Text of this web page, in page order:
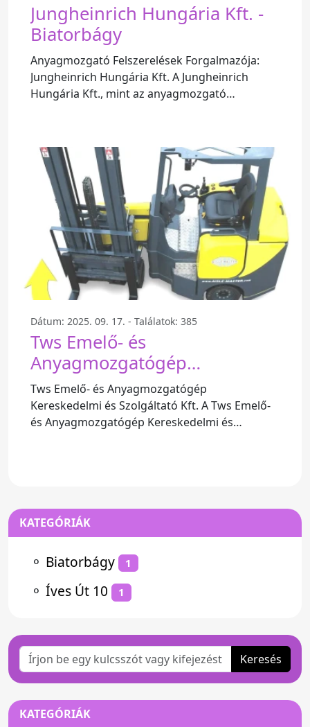
Jungheinrich Hungária Kft. -
Biatorbágy
Anyagmozgató Felszerelések Forgalmazója:
Jungheinrich Hungária Kft. A Jungheinrich
Hungária Kft., mint az anyagmozgató
Dátum: 2025. 09. 17. - Találatok: 385
Tws Emelő- és
Anyagmozgatógép
Kereskedelmi és Szolgáltató
Kft. - Íves Út 10
Tws Emelő- és Anyagmozgatógép
Kereskedelmi és Szolgáltató Kft. A Tws Emelő-
és Anyagmozgatógép Kereskedelmi és
KATEGÓRIÁK
⚬ Biatorbágy 1
⚬ Íves Út 10 1
Keresés
KATEGÓRIÁK